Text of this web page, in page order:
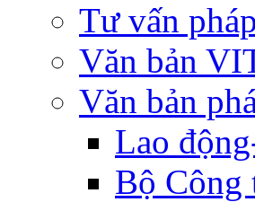
Tư vấn
Văn bản
Văn bản
Lao
Bộ Công